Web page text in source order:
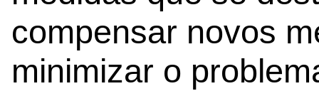
compensar novos
minimizar o